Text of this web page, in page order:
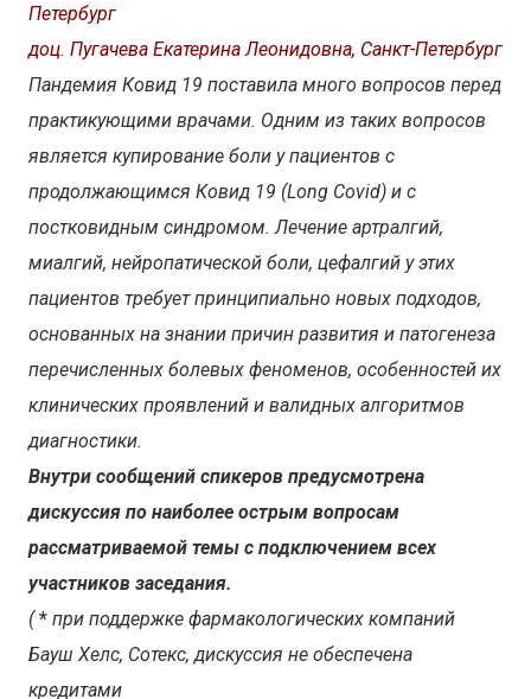
Петербург
доц. Пугачева Екатерина Леонидовна, Санкт-Петербург
Пандемия Ковид 19 поставила много вопросов перед
практикующими врачами. Одним из таких вопросов
является купирование боли у пациентов с
продолжающимся Ковид 19 (Long Сovid) и с
постковидным синдромом. Лечение артралгий,
миалгий, нейропатической боли, цефалгий у этих
пациентов требует принципиально новых подходов,
основанных на знании причин развития и патогенеза
перечисленных болевых феноменов, особенностей их
клинических проявлений и валидных алгоритмов
диагностики.
Внутри сообщений спикеров предусмотрена
дискуссия по наиболее острым вопросам
рассматриваемой темы с подключением всех
участников заседания.
( * при поддержке фармакологических компаний
Бауш Хелс, Сотекс, дискуссия не обеспечена
кредитами